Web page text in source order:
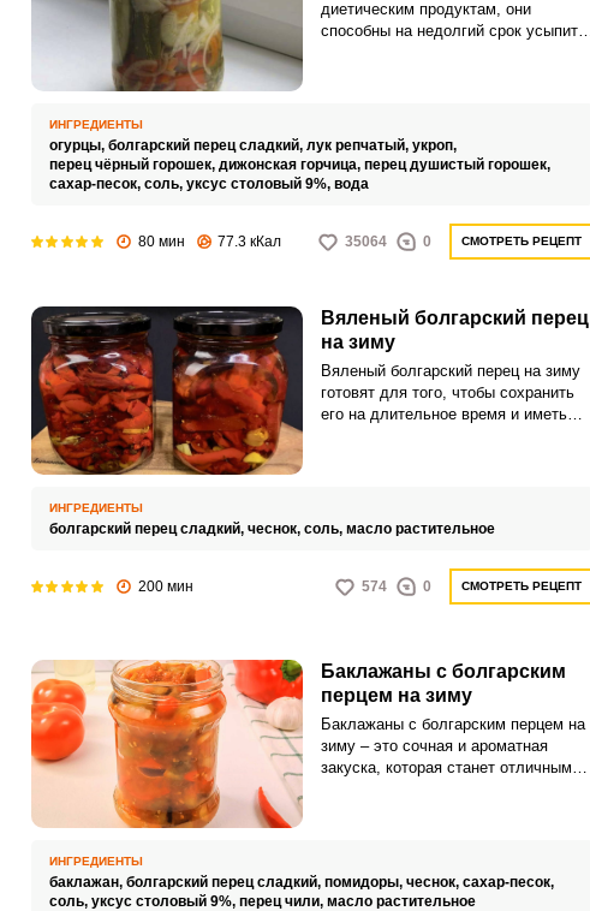
диетическим продуктам, они
способны на недолгий срок усыпить
условиях под силу всем хозяйкам.
ИНГРЕДИЕНТЫ
огурцы, болгарский перец сладкий, лук репчатый, укроп,
перец чёрный горошек, дижонская горчица, перец душистый горошек,
сахар-песок, соль, уксус столовый 9%, вода
80 мин 77.3 кКал 35064 0 СМОТРЕТЬ РЕЦЕПТ
Вяленый болгарский перец
на зиму
Вяленый болгарский перец на зиму
готовят для того, чтобы сохранить
его на длительное время и иметь
салаты, маринады и другие блюда
насыщенного вкуса и аромата
сладкого перца.
ИНГРЕДИЕНТЫ
болгарский перец сладкий, чеснок, соль, масло растительное
200 мин 574 0 СМОТРЕТЬ РЕЦЕПТ
Баклажаны с болгарским
перцем на зиму
Баклажаны с болгарским перцем на
зиму – это сочная и ароматная
закуска, которая станет отличным
или рыбным блюдам.
ИНГРЕДИЕНТЫ
баклажан, болгарский перец сладкий, помидоры, чеснок, сахар-песок,
соль, уксус столовый 9%, перец чили, масло растительное